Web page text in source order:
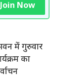
Join Now
में गुरुवार
का